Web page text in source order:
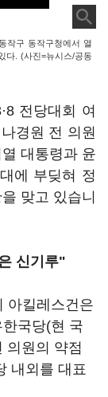
작구 동작구청에서 열
다. (사진=뉴시스/공동
전당대회 여
경원 전 의원
대통령과 윤
에 부딪혀 정
맞고 있습니
신기루"
아킬레스건은
국당(현 국
의원의 약점
내외를 대표